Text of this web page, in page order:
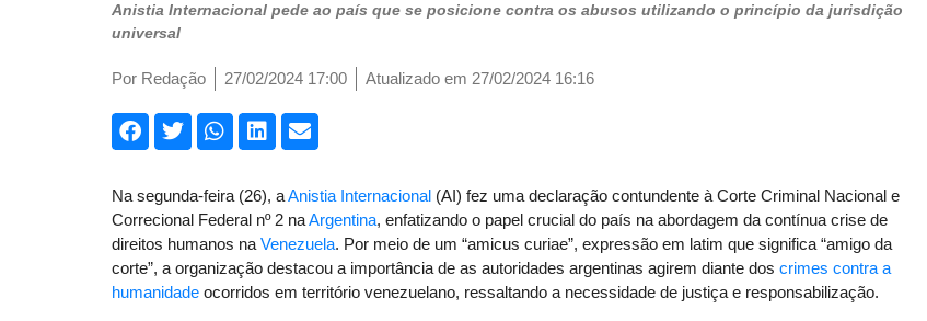
Anistia Internacional pede ao país que se posicione contra os abusos utilizando o princípio da jurisdição
universal
Por Redação 27/02/2024 17:00 Atualizado em 27/02/2024 16:16
Na segunda-feira (26), aAnistia Internacional (AI) fez uma declaração contundente à Corte Criminal Nacional e
Correcional Federal nº 2 naArgentina, enfatizando o papel crucial do país na abordagem da contínua crise de
direitos humanos na Venezuela. Por meio de um “amicus curiae”, expressão em latim que significa “amigo da
corte”, a organização destacou a importância de as autoridades argentinas agirem diante dos crimes contra a
humanidade ocorridos em território venezuelano, ressaltando a necessidade de justiça e responsabilização.